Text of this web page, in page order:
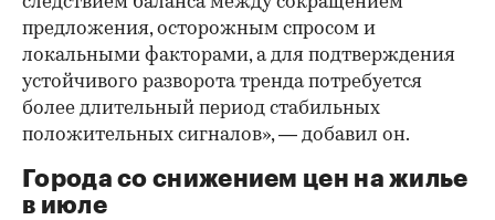
предложения, осторожным спросом и
локальными факторами, а для подтверждения
устойчивого разворота тренда потребуется
более длительный период стабильных
положительных сигналов», — добавил он.
Города со снижением цен на жилье
в июле